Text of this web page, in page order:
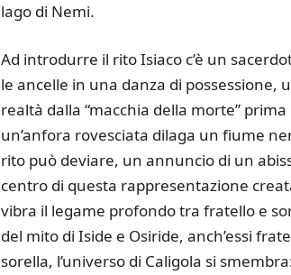
lago di Nemi.
Ad introdurre il rito Isiaco c’è un
le ancelle in una danza di
realtà dalla “macchia della morte”
un’anfora rovesciata dilaga un fiume
rito può deviare, un annuncio di un
centro di questa rappresentazione
vibra il legame profondo tra fratello e
del mito di Iside e Osiride, anch’essi
sorella, l’universo di Caligola si